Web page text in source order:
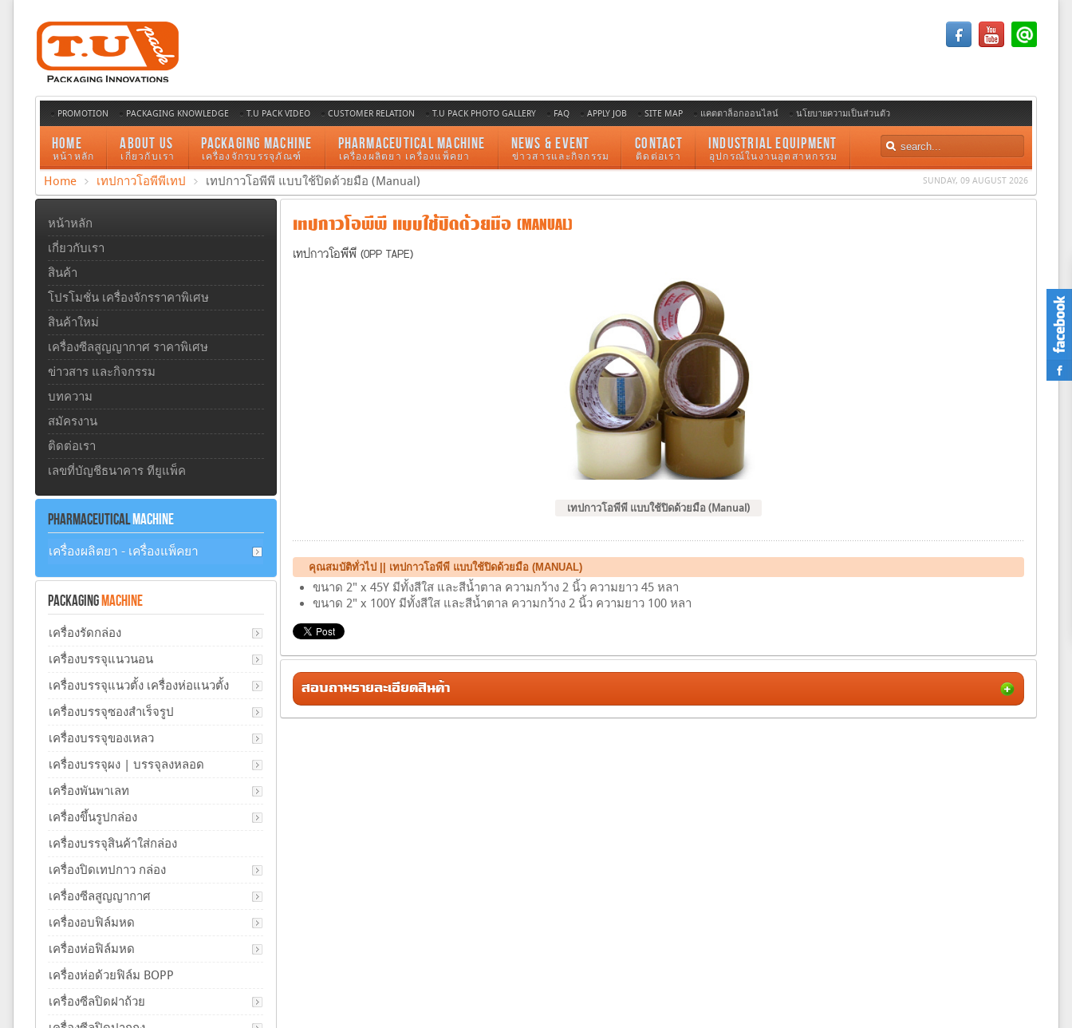
PROMOTION PACKAGING KNOWLEDGE T.U PACK VIDEO CUSTOMER RELATION T.U PACK PHOTO GALLERY FAQ APPLY JOB SITE MAP แคตตาล็อกออนไลน์ นโยบายความเป็นส่วนตัว
HOME
หน้าหลัก
ABOUT US
เกี่ยวกับเรา
PACKAGING MACHINE
เครื่องจักรบรรจุภัณฑ์
PHARMACEUTICAL MACHINE
เครื่องผลิตยา เครื่องแพ็คยา
NEWS & EVENT
ข่าวสารและกิจกรรม
CONTACT
ติดต่อเรา
INDUSTRIAL EQUIPMENT
อุปกรณ์ในงานอุตสาหกรรม
SUNDAY, 09 AUGUST 2026
Home เทปกาวโอพีพีเทป เทปกาวโอพีพี แบบใช้ปิดด้วยมือ (Manual)
เทปกาวโอพีพี แบบใช้ปิดด้วยมือ (MANUAL)
เทปกาวโอพีพี (OPP TAPE)
เทปกาวโอพีพี แบบใช้ปิดด้วยมือ (Manual)
คุณสมบัติทั่วไป || เทปกาวโอพีพี แบบใช้ปิดด้วยมือ (MANUAL)
ขนาด 2" x 45Y มีทั้งสีใส และสีน้ำตาล ความกว้าง 2 นิ้ว ความยาว 45 หลา
ขนาด 2" x 100Y มีทั้งสีใส และสีน้ำตาล ความกว้าง 2 นิ้ว ความยาว 100 หลา
สอบถามรายละเอียดสินค้า
หน้าหลัก
เกี่ยวกับเรา
สินค้า
โปรโมชั่น เครื่องจักรราคาพิเศษ
สินค้าใหม่
เครื่องซีลสูญญากาศ ราคาพิเศษ
ข่าวสาร และกิจกรรม
บทความ
สมัครงาน
ติดต่อเรา
เลขที่บัญชีธนาคาร ทียูแพ็ค
PHARMACEUTICALMACHINE
เครื่องผลิตยา - เครื่องแพ็คยา
PACKAGING MACHINE
เครื่องรัดกล่อง
เครื่องบรรจุแนวนอน
เครื่องบรรจุแนวตั้ง เครื่องห่อแนวตั้ง
เครื่องบรรจุซองสำเร็จรูป
เครื่องบรรจุของเหลว
เครื่องบรรจุผง | บรรจุลงหลอด
เครื่องพันพาเลท
เครื่องขึ้นรูปกล่อง
เครื่องบรรจุสินค้าใส่กล่อง
เครื่องปิดเทปกาว กล่อง
เครื่องซีลสูญญากาศ
เครื่องอบฟิล์มหด
เครื่องห่อฟิล์มหด
เครื่องห่อด้วยฟิล์ม BOPP
เครื่องซีลปิดฝาถ้วย